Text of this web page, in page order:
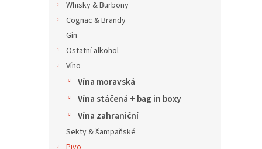
Whisky & Burbony
Cognac & Brandy
Gin
Ostatní alkohol
Víno
Vína moravská
Vína stáčená + bag in boxy
Vína zahraniční
Sekty & šampaňské